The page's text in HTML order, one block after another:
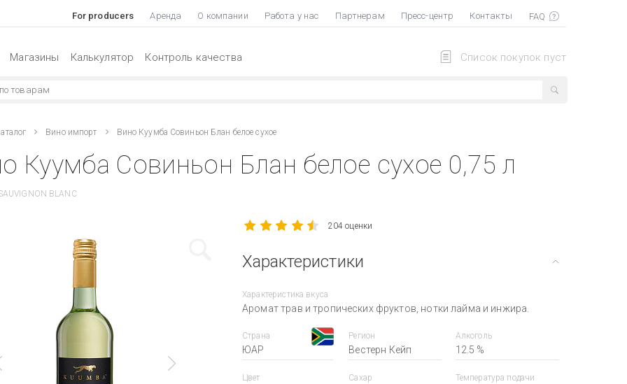
For producers Аренда О компании Работа у нас Партнерам Пресс-центр Контакты
Список покупок пуст
Магазины Калькулятор Контроль качества
Вино импорт Вино Куумба Совиньон Блан белое сухое
Куумба Совиньон Блан белое сухое 0,75 л
BLANC
204 оценки
Характеристики
Характеристика вкуса
Аромат трав и тропических фруктов, нотки лайма и инжира.
Страна
ЮАР
Регион
Вестерн Кейп
Алкоголь
12.5 %
Цвет Сахар Температура подачи